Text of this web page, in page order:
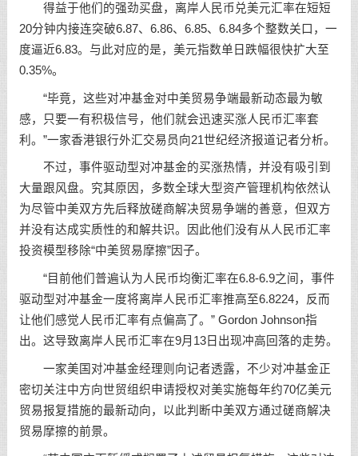
得益于他们的强劲买盘，离岸人民币兑美元汇率在短短
20分钟内接连突破6.87、6.86、6.85、6.84多个整数关口，一
度逼近6.83。与此对应的是，美元指数单日跌幅很快扩大至
0.35%。
“毕竟，这些对冲基金对中美贸易争端最新动态最为敏
感，只要一有积极信号，他们就会迅速买涨人民币汇率套
利。”一家香港银行外汇交易员向21世纪经济报道记者分析。
不过，事件驱动型对冲基金的买涨热情，并没有吸引到
大量跟风盘。究其原因，多数全球大型资产管理机构依然认
为尽管中美双方先后释放磋商解决贸易争端的善意，但双方
并没有达成实质性的和解共识。因此他们没有从人民币汇率
投资模型移除“中美贸易摩擦”因子。
“目前他们普遍认为人民币均衡汇率在6.8-6.9之间，事件
驱动型对冲基金一度将离岸人民币汇率推高至6.8224，反而
让他们感觉人民币汇率有点偏高了。” Gordon Johnson指
出。这导致离岸人民币汇率在9月13日出现冲高回落的走势。
一家美国对冲基金经理则向记者透露，不少对冲基金正
密切关注中方向世贸组织申请授权对美实施每年约70亿美元
贸易报复措施的最新动向，以此判断中美双方通过磋商解决
贸易摩擦的前景。